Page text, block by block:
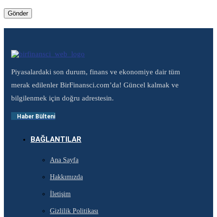
Piyasalardaki son durum, finans ve ekonomiye dair tüm
merak edilenler BirFinansci.com’da! Güncel kalmak ve
bilgilenmek için doğru adrestesin.
Haber Bülteni
BAĞLANTILAR
Ana Sayfa
Hakkımızda
İletişim
Gizlilik Politikası